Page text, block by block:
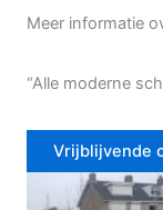
Meer informatie
“Alle moderne
Vrijblijvende